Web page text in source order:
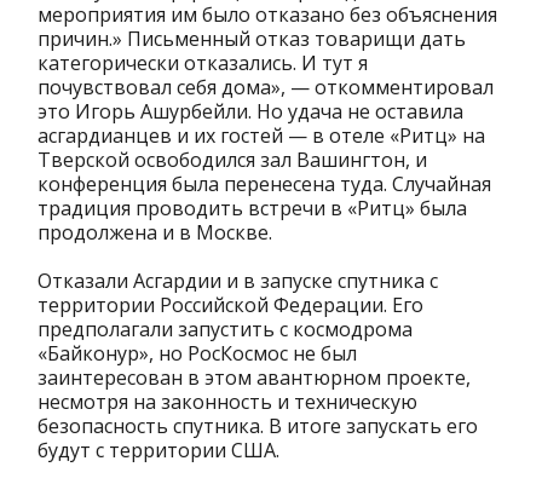
мероприятия им было отказано без объяснения
причин.» Письменный отказ товарищи дать
категорически отказались. И тут я
почувствовал себя дома», — откомментировал
это Игорь Ашурбейли. Но удача не оставила
асгардианцев и их гостей — в отеле «Ритц» на
Тверской освободился зал Вашингтон, и
конференция была перенесена туда. Случайная
традиция проводить встречи в «Ритц» была
продолжена и в Москве.
Отказали Асгардии и в запуске спутника с
территории Российской Федерации. Его
предполагали запустить с космодрома
«Байконур», но РосКосмос не был
заинтересован в этом авантюрном проекте,
несмотря на законность и техническую
безопасность спутника. В итоге запускать его
будут с территории США.